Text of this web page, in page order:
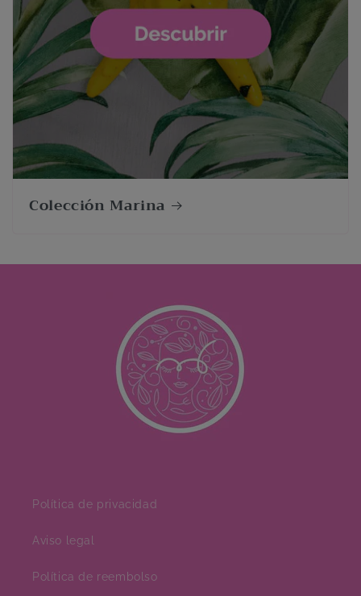
Colección Marina
Política de privacidad
Aviso legal
Política de reembolso